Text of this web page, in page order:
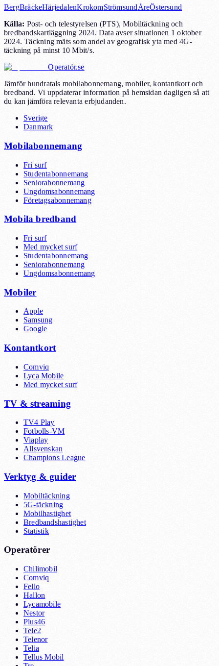
BergBräckeHärjedalenKrokomStrömsundÅreÖstersund
Källa: Post- och telestyrelsen (PTS), Mobiltäckning och
bredbandskartläggning 2024. Data avser situationen 1 oktober
2024. Täckning mäts som andel av geografisk yta med 4G-
täckning på minst 10 Mbit/s.
Operatör.se
Jämför hundratals mobilabonnemang, mobiler, kontantkort och
bredband. Vi uppdaterar information på hemsidan dagligen så att
du kan jämföra relevanta erbjudanden.
Sverige
Danmark
Mobilabonnemang
Fri surf
Studentabonnemang
Seniorabonnemang
Ungdomsabonnemang
Företagsabonnemang
Mobila bredband
Fri surf
Med mycket surf
Studentabonnemang
Seniorabonnemang
Ungdomsabonnemang
Mobiler
Apple
Samsung
Google
Kontantkort
Comviq
Lyca Mobile
Med mycket surf
TV & streaming
TV4 Play
Fotbolls-VM
Viaplay
Allsvenskan
Champions League
Verktyg & guider
Mobiltäckning
5G-täckning
Mobilhastighet
Bredbandshastighet
Statistik
Operatörer
Chilimobil
Comviq
Fello
Hallon
Lycamobile
Nestor
Plus46
Tele2
Telenor
Telia
Tellus Mobil